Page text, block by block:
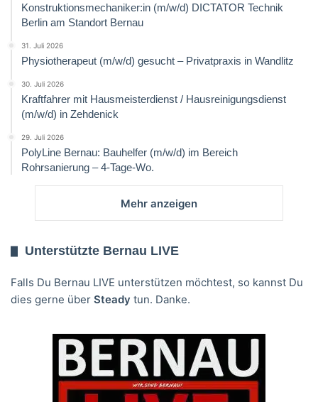
Konstruktionsmechaniker:in (m/w/d) DICTATOR Technik
Berlin am Standort Bernau
31. Juli 2026
Physiotherapeut (m/w/d) gesucht – Privatpraxis in Wandlitz
30. Juli 2026
Kraftfahrer mit Hausmeisterdienst / Hausreinigungsdienst
(m/w/d) in Zehdenick
29. Juli 2026
PolyLine Bernau: Bauhelfer (m/w/d) im Bereich
Rohrsanierung – 4-Tage-Wo.
Mehr anzeigen
Unterstützte Bernau LIVE
Falls Du Bernau LIVE unterstützen möchtest, so kannst Du
dies gerne über Steady tun. Danke.